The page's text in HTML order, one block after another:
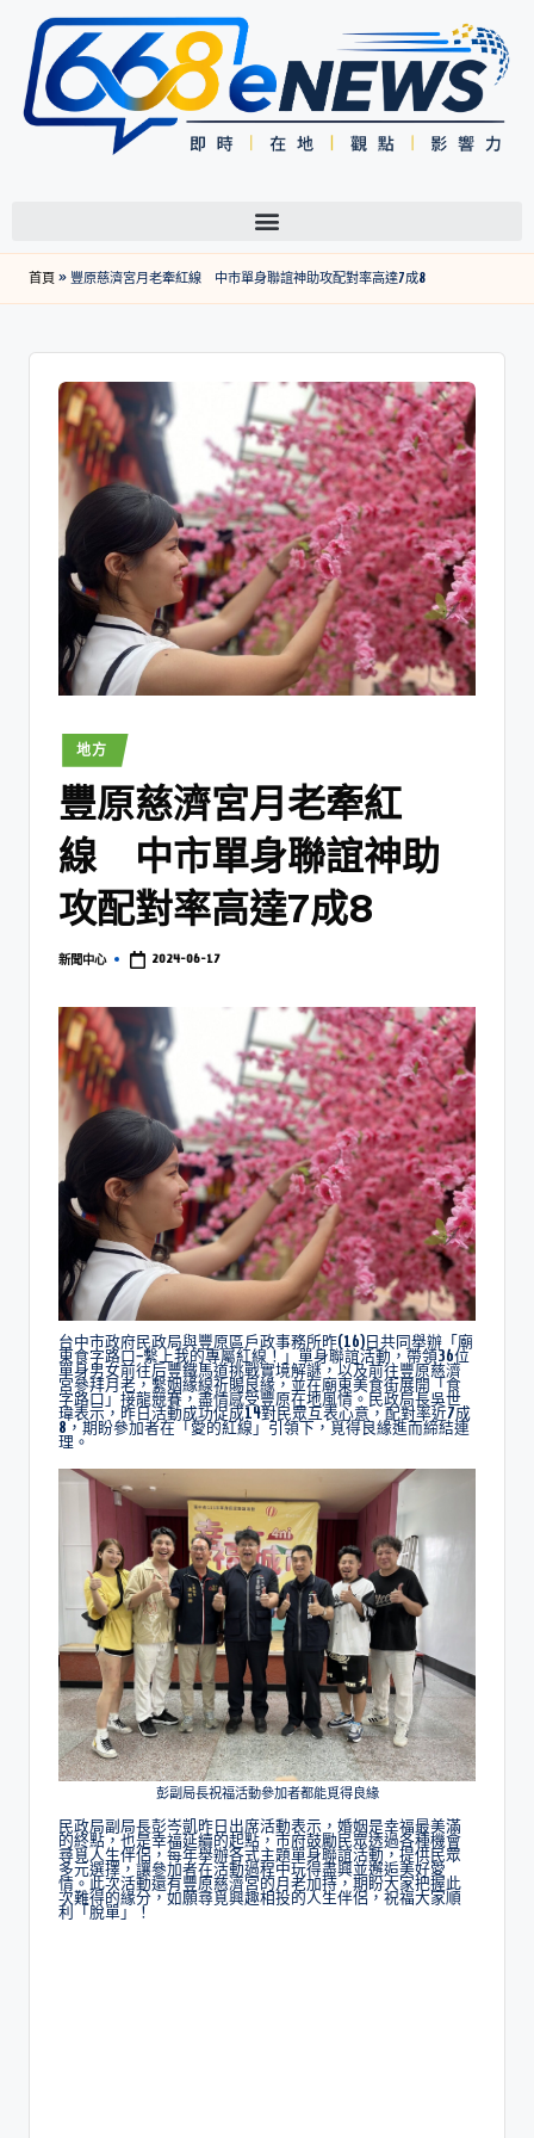
首頁»豐原慈濟宮月老牽紅線 中市單身聯誼神助攻配對率高達7成8
地方
豐原慈濟宮月老牽紅
線 中市單身聯誼神助
攻配對率高達7成8
新聞中心 2024-06-17
台中市政府民政局與豐原區戶政事務所昨(16)日共同舉辦「廟
東食字路口~繫上我的專屬紅線！」單身聯誼活動，帶領36位
單身男女前往后豐鐵馬道挑戰實境解謎，以及前往豐原慈濟
宮參拜月老，繫姻緣線祈賜良緣，並在廟東美食街展開「食
字路口」接龍競賽，盡情感受豐原在地風情。民政局長吳世
瑋表示，昨日活動成功促成14對民眾互表心意，配對率近7成
8，期盼參加者在「愛的紅線」引領下，覓得良緣進而締結連
理。
彭副局長祝福活動參加者都能覓得良緣
民政局副局長彭岑凱昨日出席活動表示，婚姻是幸福最美滿
的終點，也是幸福延續的起點，市府鼓勵民眾透過各種機會
尋覓人生伴侶，每年舉辦各式主題單身聯誼活動，提供民眾
多元選擇，讓參加者在活動過程中玩得盡興並邂逅美好愛
情。此次活動還有豐原慈濟宮的月老加持，期盼大家把握此
次難得的緣分，如願尋覓興趣相投的人生伴侶，祝福大家順
利「脫單」！